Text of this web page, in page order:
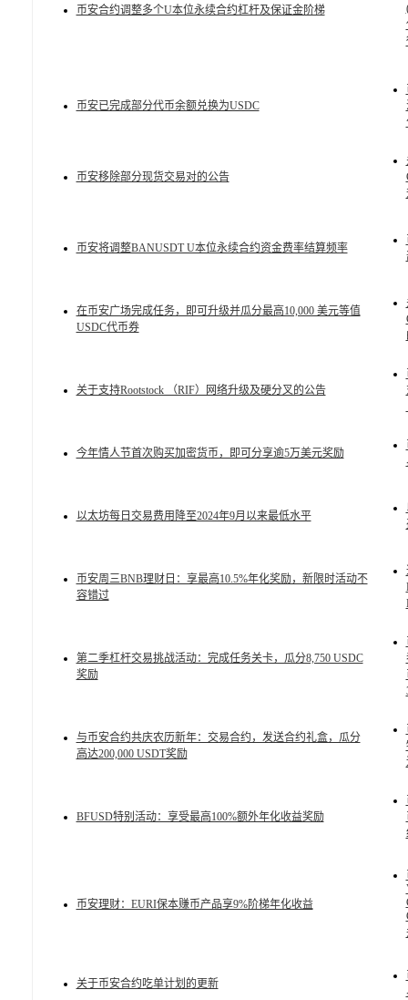
币安合约调整多个U本位永续合约杠杆及保证金阶梯
币安已完成部分代币余额兑换为USDC
币安移除部分现货交易对的公告
币安将调整BANUSDT U本位永续合约资金费率结算频率
在币安广场完成任务，即可升级并瓜分最高10,000 美元等值
USDC代币券
关于支持Rootstock （RIF）网络升级及硬分叉的公告
今年情人节首次购买加密货币，即可分享逾5万美元奖励
以太坊每日交易费用降至2024年9月以来最低水平
币安周三BNB理财日：享最高10.5%年化奖励，新限时活动不
容错过
第二季杠杆交易挑战活动：完成任务关卡，瓜分8,750 USDC
奖励
与币安合约共庆农历新年：交易合约，发送合约礼盒，瓜分
高达200,000 USDT奖励
BFUSD特别活动：享受最高100%额外年化收益奖励
币安理财：EURI保本赚币产品享9%阶梯年化收益
关于币安合约吃单计划的更新